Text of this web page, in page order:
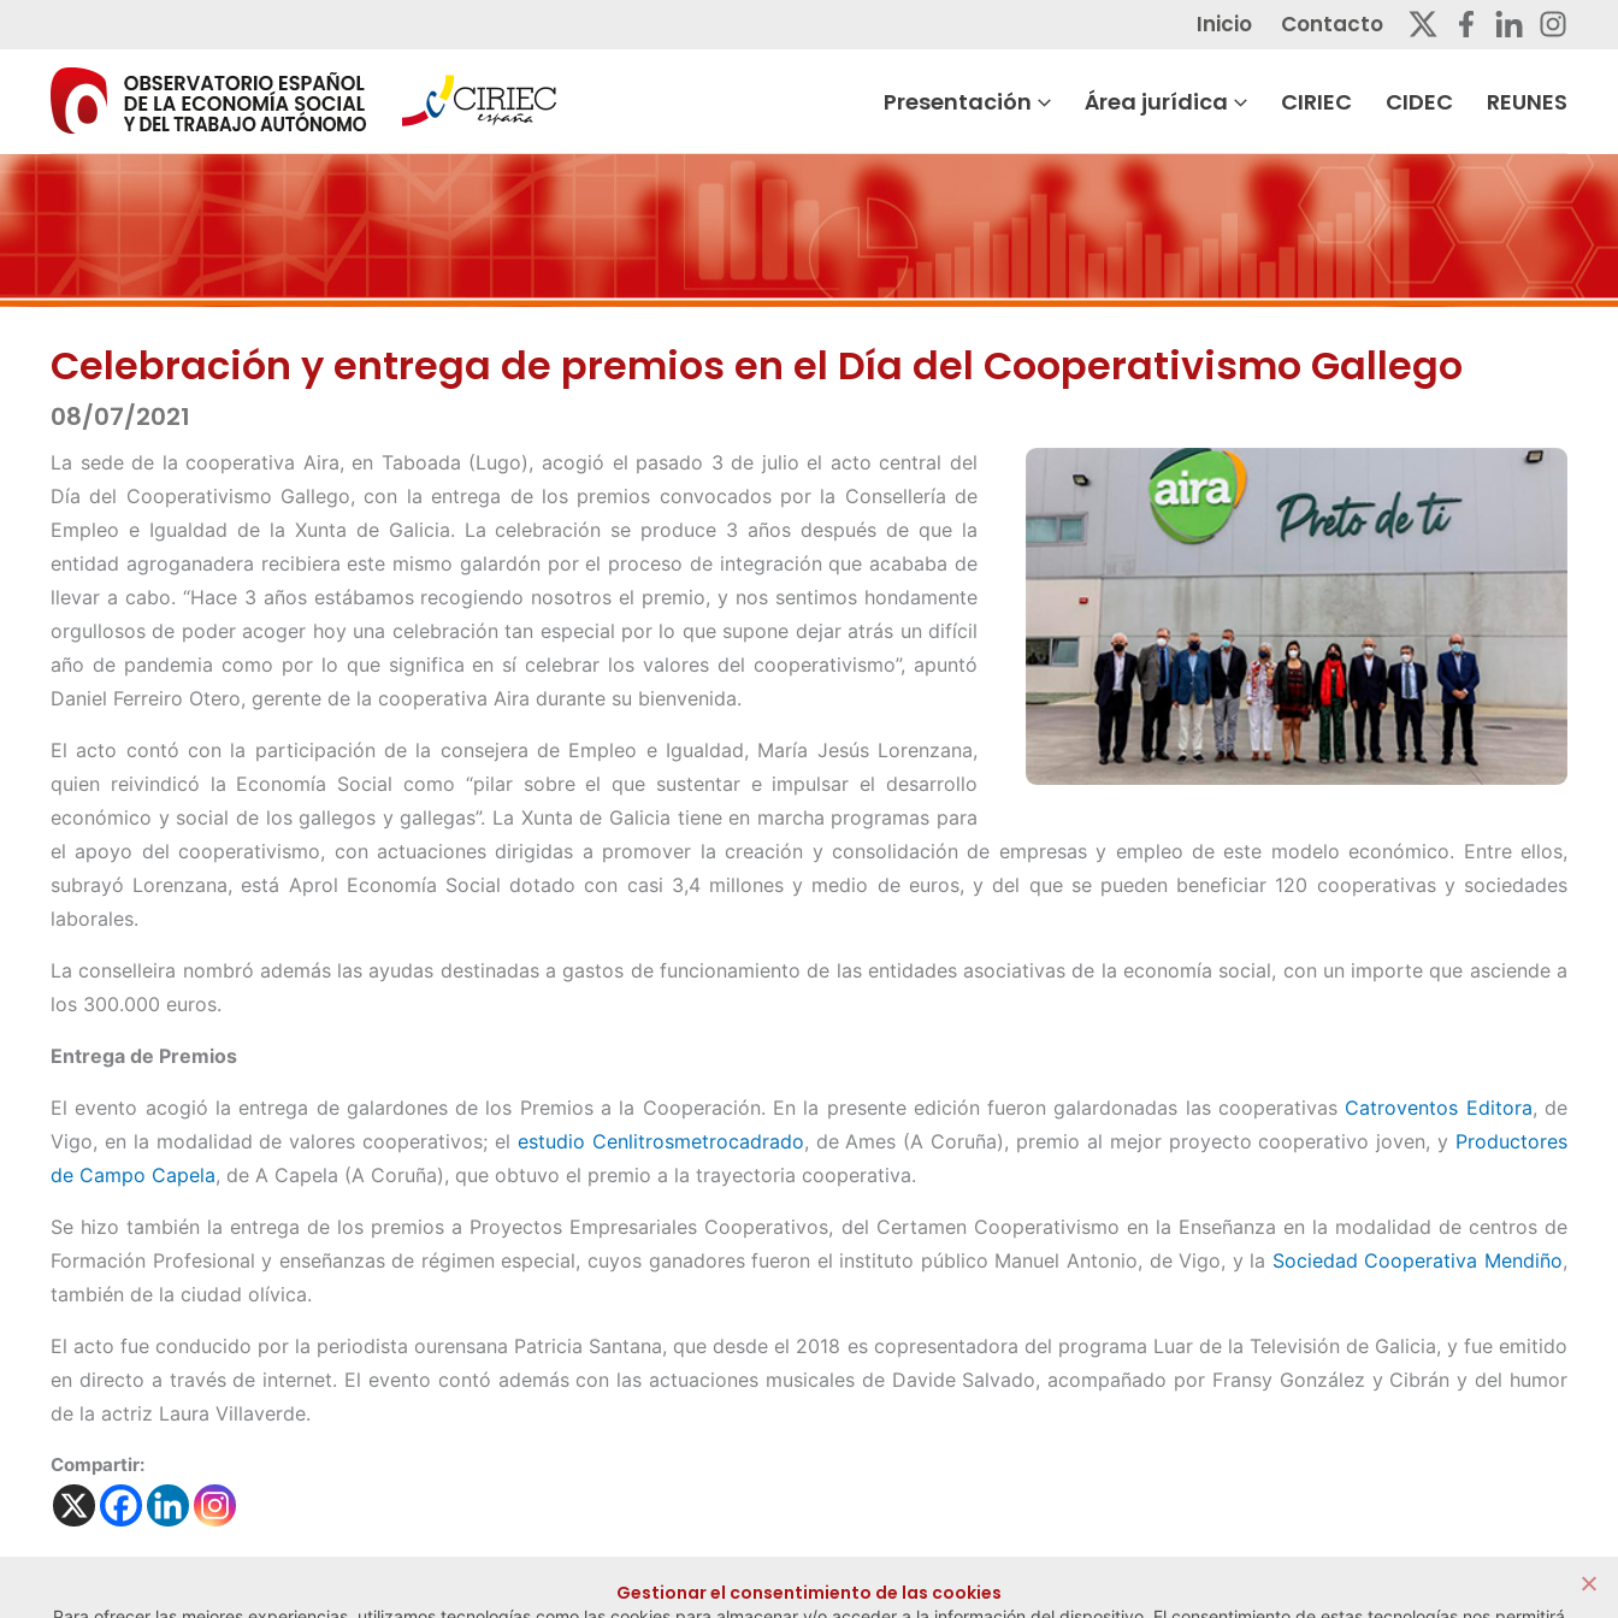
contenido
Inicio Contacto
Presentación Área jurídica CIRIEC CIDEC REUNES
Celebración y entrega de premios en el Día del Cooperativismo Gallego
08/07/2021
La sede de la cooperativa Aira, en Taboada (Lugo), acogió el pasado 3 de julio el acto central del
Día del Cooperativismo Gallego, con la entrega de los premios convocados por la Consellería de
Empleo e Igualdad de la Xunta de Galicia. La celebración se produce 3 años después de que la
entidad agroganadera recibiera este mismo galardón por el proceso de integración que acababa de
llevar a cabo. “Hace 3 años estábamos recogiendo nosotros el premio, y nos sentimos hondamente
orgullosos de poder acoger hoy una celebración tan especial por lo que supone dejar atrás un difícil
año de pandemia como por lo que significa en sí celebrar los valores del cooperativismo”, apuntó
Daniel Ferreiro Otero, gerente de la cooperativa Aira durante su bienvenida.
El acto contó con la participación de la consejera de Empleo e Igualdad, María Jesús Lorenzana,
quien reivindicó la Economía Social como “pilar sobre el que sustentar e impulsar el desarrollo
económico y social de los gallegos y gallegas”. La Xunta de Galicia tiene en marcha programas para
el apoyo del cooperativismo, con actuaciones dirigidas a promover la creación y consolidación de empresas y empleo de este modelo económico. Entre ellos,
subrayó Lorenzana, está Aprol Economía Social dotado con casi 3,4 millones y medio de euros, y del que se pueden beneficiar 120 cooperativas y sociedades
laborales.
La conselleira nombró además las ayudas destinadas a gastos de funcionamiento de las entidades asociativas de la economía social, con un importe que asciende a
los 300.000 euros.
Entrega de Premios
El evento acogió la entrega de galardones de los Premios a la Cooperación. En la presente edición fueron galardonadas las cooperativas Catroventos Editora, de
Vigo, en la modalidad de valores cooperativos; el estudio Cenlitrosmetrocadrado, de Ames (A Coruña), premio al mejor proyecto cooperativo joven, y Productores
de Campo Capela, de A Capela (A Coruña), que obtuvo el premio a la trayectoria cooperativa.
Se hizo también la entrega de los premios a Proyectos Empresariales Cooperativos, del Certamen Cooperativismo en la Enseñanza en la modalidad de centros de
Formación Profesional y enseñanzas de régimen especial, cuyos ganadores fueron el instituto público Manuel Antonio, de Vigo, y la Sociedad Cooperativa Mendiño,
también de la ciudad olívica.
El acto fue conducido por la periodista ourensana Patricia Santana, que desde el 2018 es copresentadora del programa Luar de la Televisión de Galicia, y fue emitido
en directo a través de internet. El evento contó además con las actuaciones musicales de Davide Salvado, acompañado por Fransy González y Cibrán y del humor
de la actriz Laura Villaverde.
Compartir:
Gestionar el consentimiento de las cookies